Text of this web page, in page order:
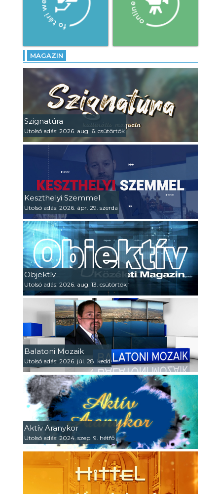
MAGAZIN
Szignatúra
Utolsó adás: 2026. aug. 6. csütörtök
Keszthelyi Szemmel
Utolsó adás: 2026. ápr. 29. szerda
Objektív
Utolsó adás: 2026. aug. 13. csütörtök
Balatoni Mozaik
Utolsó adás: 2026. júl. 28. kedd
Aktív Aranykor
Utolsó adás: 2024. szep. 9. hétfő